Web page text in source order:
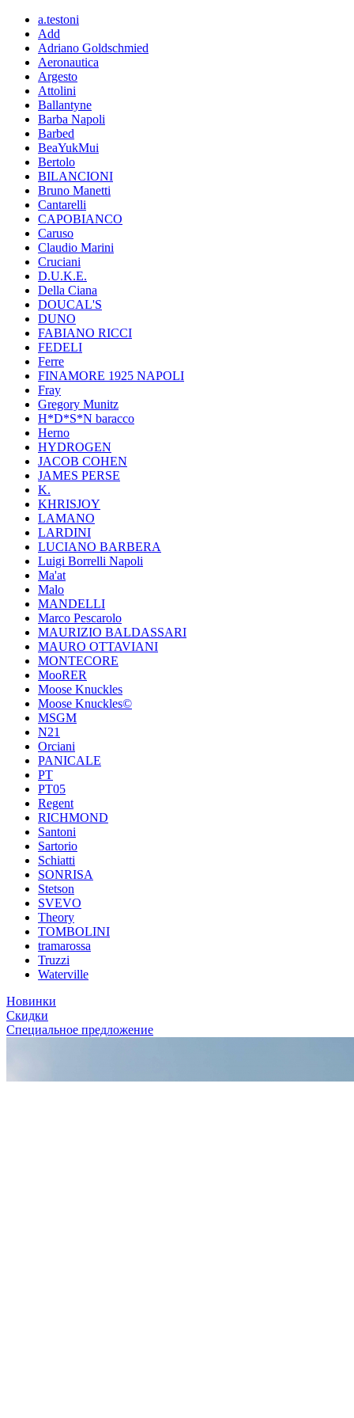
a.testoni
Add
Adriano Goldschmied
Aeronautica
Argesto
Attolini
Ballantyne
Barba Napoli
Barbed
BeaYukMui
Bertolo
BILANCIONI
Bruno Manetti
Cantarelli
CAPOBIANCO
Caruso
Claudio Marini
Cruciani
D.U.K.E.
Della Ciana
DOUCAL'S
DUNO
FABIANO RICCI
FEDELI
Ferre
FINAMORE 1925 NAPOLI
Fray
Gregory Munitz
H*D*S*N baracco
Herno
HYDROGEN
JACOB COHEN
JAMES PERSE
K.
KHRISJOY
LAMANO
LARDINI
LUCIANO BARBERA
Luigi Borrelli Napoli
Ma'at
Malo
MANDELLI
Marco Pescarolo
MAURIZIO BALDASSARI
MAURO OTTAVIANI
MONTECORE
MooRER
Moose Knuckles
Moose Knuckles©️
MSGM
N21
Orciani
PANICALE
PT
PT05
Regent
RICHMOND
Santoni
Sartorio
Schiatti
SONRISA
Stetson
SVEVO
Theory
TOMBOLINI
tramarossa
Truzzi
Waterville
Новинки
Скидки
Специальное предложение